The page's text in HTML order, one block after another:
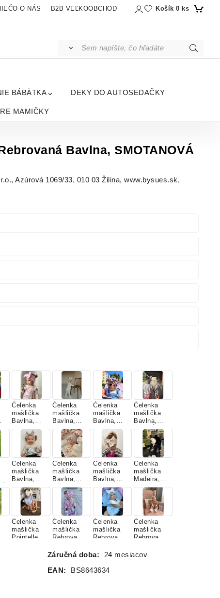
O NÁS B2B VEĽKOOBCHOD Košík 0 ks
BÁBÄTKA DEKY DO AUTOSEDAČKY
MAMIČKY
Bavlna, SMOTANOVÁ
Azúrová 1069/33, 010 03 Žilina, www.bysues.sk,
Čelenka
mašlička
Bavlna,
BABY
PINK
Čelenka
mašlička
Bavlna,
BIELA
Čelenka
mašlička
Bavlna,
DAHLIA
Čelenka
mašlička
Bavlna,
JARNÁ
LÚKA
Čelenka
mašlička
Bavlna,
SILVER
BEIGE
Čelenka
mašlička
Bavlna,
SKY BLUE
JARNÁ
ZÁHRADA
Čelenka
mašlička
Bavlna,
SMOTANO
Čelenka
mašlička
Madeira,
BIELA
Čelenka
mašlička
Pointelle,
Čelenka
mašlička
Rebrovaná
BABY
Čelenka
mašlička
Rebrovaná
BIELA
Čelenka
mašlička
Rebrovaná
CAPPUCCI
Záručná doba:
24 mesiacov
EAN: BS8643634